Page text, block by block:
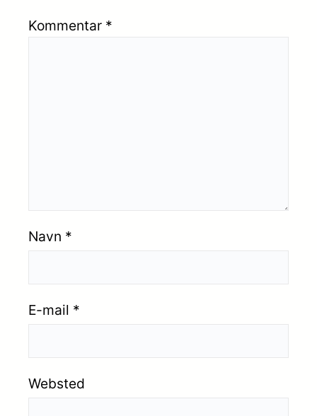
Kommentar *
Navn *
E-mail *
Websted